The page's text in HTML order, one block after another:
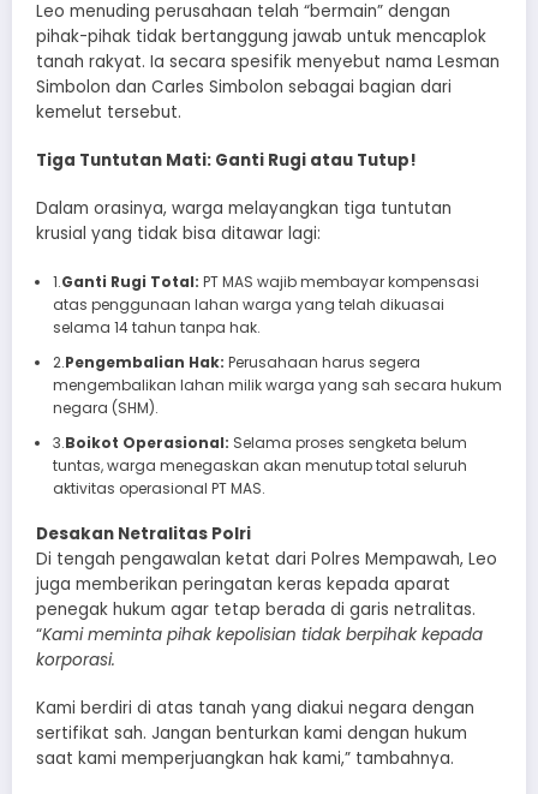
Leo menuding perusahaan telah “bermain” dengan
pihak-pihak tidak bertanggung jawab untuk mencaplok
tanah rakyat. Ia secara spesifik menyebut nama Lesman
Simbolon dan Carles Simbolon sebagai bagian dari
kemelut tersebut.
Tiga Tuntutan Mati: Ganti Rugi atau Tutup!
Dalam orasinya, warga melayangkan tiga tuntutan
krusial yang tidak bisa ditawar lagi:
1.Ganti Rugi Total: PT MAS wajib membayar kompensasi
atas penggunaan lahan warga yang telah dikuasai
selama 14 tahun tanpa hak.
2.Pengembalian Hak: Perusahaan harus segera
mengembalikan lahan milik warga yang sah secara hukum
negara (SHM).
3.Boikot Operasional: Selama proses sengketa belum
tuntas, warga menegaskan akan menutup total seluruh
aktivitas operasional PT MAS.
Desakan Netralitas Polri
Di tengah pengawalan ketat dari Polres Mempawah, Leo
juga memberikan peringatan keras kepada aparat
penegak hukum agar tetap berada di garis netralitas.
“Kami meminta pihak kepolisian tidak berpihak kepada
korporasi.
Kami berdiri di atas tanah yang diakui negara dengan
sertifikat sah. Jangan benturkan kami dengan hukum
saat kami memperjuangkan hak kami,” tambahnya.